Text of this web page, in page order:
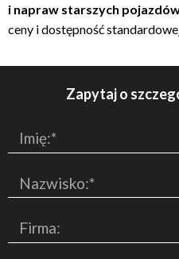
i napraw starszych
ceny i dostępność
Zapytaj o
Imię:*
Nazwisko:*
Firma: